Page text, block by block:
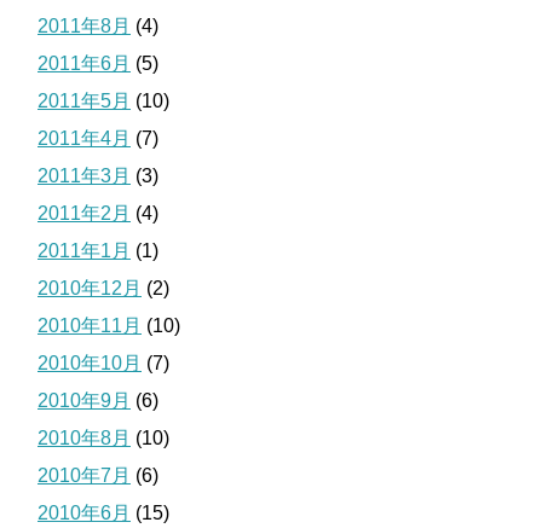
2011年8月 (4)
2011年6月 (5)
2011年5月 (10)
2011年4月 (7)
2011年3月 (3)
2011年2月 (4)
2011年1月 (1)
2010年12月 (2)
2010年11月 (10)
2010年10月 (7)
2010年9月 (6)
2010年8月 (10)
2010年7月 (6)
2010年6月 (15)